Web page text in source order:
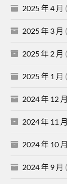
2025 年 4 月
2025 年 3 月
2025 年 2 月
2025 年 1 月
2024 年 12 月
2024 年 11 月
2024 年 10 月
2024 年 9 月